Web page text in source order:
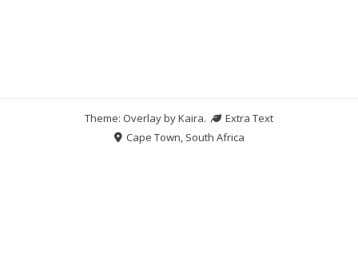
Theme: Overlay byKaira.
Extra Text
Cape Town, South Africa